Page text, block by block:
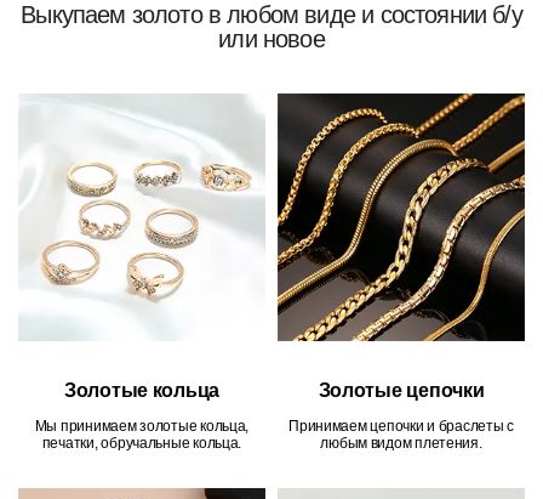
Выкупаем золото в любом виде и состоянии б/у
или новое
Золотые кольца
Мы принимаем золотые кольца,
печатки, обручальные кольца.
Золотые цепочки
Принимаем цепочки и браслеты с
любым видом плетения.